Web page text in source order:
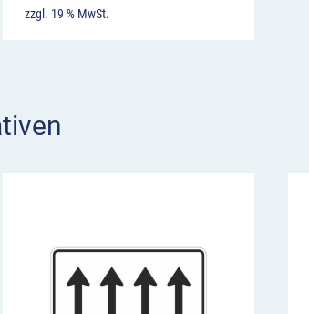
zzgl. 19 % MwSt.